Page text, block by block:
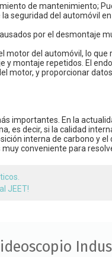
de mantenimiento;
seguridad del automóvil
por el desmontaje
motor del automóvil, lo que
montaje repetidos. El
motor, y proporcionar
importantes. En la
es decir, si la calidad
interna de carbono y
conveniente para
JEET!